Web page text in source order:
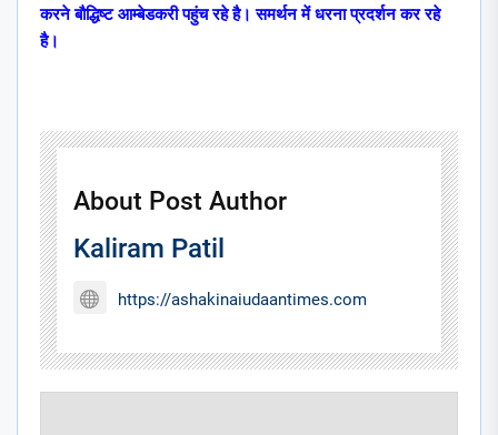
करने बौद्धिष्ट आम्बेडकरी पहुंच रहे है। समर्थन में धरना प्रदर्शन कर रहे
है।
About Post Author
Kaliram Patil
https://ashakinaiudaantimes.com